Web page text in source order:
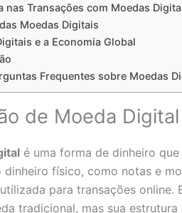
nas Transações com Moedas
Moedas Digitais
e a Economia Global
Frequentes sobre Moedas
de Moeda Digital
é uma forma de dinheiro
dinheiro físico, como notas e
para transações online.
tradicional, mas sua